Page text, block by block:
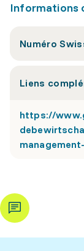
Informations
Numéro
Liens
https://